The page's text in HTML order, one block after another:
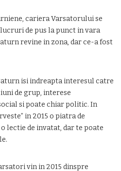
cariera Varsatorului se
de pus la punct in vara
revine in zona, dar ce-a fost
isi indreapta interesul catre
de grup, interese
si poate chiar politic. In
in 2015 o piatra de
lectie de invatat, dar te poate
vin in 2015 dinspre